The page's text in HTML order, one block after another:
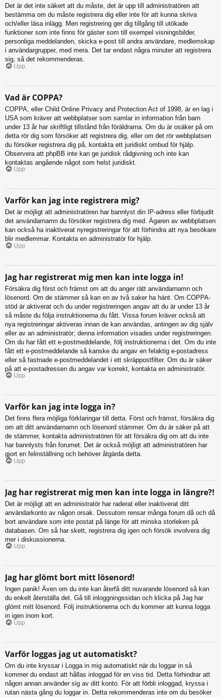
Det är det inte säkert att du måste, det är upp till administratören att
bestämma om du måste registrera dig eller inte för att kunna skriva
och/eller läsa inlägg. Men registrering ger dig tillgång till utökade
funktioner som inte finns för gäster som till exempel visningsbilder,
personliga meddelanden, skicka e-post till andra användare, medlemskap
i användargrupper, med mera. Det tar endast några minuter att registrera
sig, så det rekommenderas.
Upp
Vad är COPPA?
COPPA, eller Child Online Privacy and Protection Act of 1998, är en lag i
USA som kräver att webbplatser som samlar in information från barn
under 13 år har skriftligt tillstånd från föräldrarna. Om du är osäker på om
detta rör dig som försöker att registrera dig, eller om det rör webbplatsen
du försöker registrera dig på, kontakta ett juridiskt ombud för hjälp.
Observera att phpBB inte kan ge juridisk rådgivning och inte kan
kontaktas angående något som helst juridiskt.
Upp
Varför kan jag inte registrera mig?
Det är möjligt att administratören har bannlyst din IP-adress eller förbjudit
det användarnamn du försöker registrera dig med. Ägaren av webbplatsen
kan också ha inaktiverat nyregistreringar för att förhindra att nya besökare
blir medlemmar. Kontakta en administratör för hjälp.
Upp
Jag har registrerat mig men kan inte logga in!
Försäkra dig först och främst om att du anger rätt användarnamn och
lösenord. Om de stämmer så kan en av två saker ha hänt. Om COPPA-
stöd är aktiverat och du under registreringen angav att du är under 13 år
så måste du följa instruktionerna du fått. Vissa forum kräver också att
nya registreringar aktiveras innan de kan användas, antingen av dig själv
eller av an administratör; denna information visades under registreringen.
Om du har fått ett e-postmeddelande, följ instruktionerna i det. Om du inte
fått ett e-postmeddelande så kanske du angav en felaktig e-postadress
eller så fastnade e-postmeddelandet i ett skräppostfilter. Om du är säker
på att e-postadressen du angav var korrekt, kontakta en administratör.
Upp
Varför kan jag inte logga in?
Det finns flera möjliga förklaringar till detta. Först och främst, försäkra dig
om att ditt användarnamn och lösenord stämmer. Om du är säker på att
de stämmer, kontakta administratören för att försäkra dig om att du inte
har bannlysts från forumet. Det är också möjligt att administratören har
gjort en felinställning och behöver åtgärda detta.
Upp
Jag har registrerat mig men kan inte logga in längre?!
Det är möjligt att en administratör har raderat eller inaktiverat ditt
användarkonto av någon orsak. Dessutom rensar många forum då och då
bort användare som inte postat på länge för att minska storleken på
databasen. Om så har skett, registrera dig igen och försök involvera dig
mer i diskussionerna.
Upp
Jag har glömt bort mitt lösenord!
Ingen panik! Även om du inte kan återfå ditt nuvarande lösenord så kan
du enkelt återställa det. Gå till inloggningssidan och klicka på Jag har
glömt mitt lösenord. Följ instruktionerna och du kommer att kunna logga
in igen inom kort.
Upp
Varför loggas jag ut automatiskt?
Om du inte kryssar i Logga in mig automatiskt när du loggar in så
kommer du endast att hållas inloggad för en viss tid. Detta förhindrar att
någon annan använder sig av ditt konto. För att förbli inloggad, kryssa i
rutan nästa gång du loggar in. Detta rekommenderas inte om du besöker